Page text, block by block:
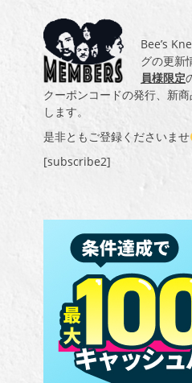
Bee’s
グの更新
員様限定
クーポンコードの発行、新
します。
是非ともご登録くださいませ
[subscribe2]